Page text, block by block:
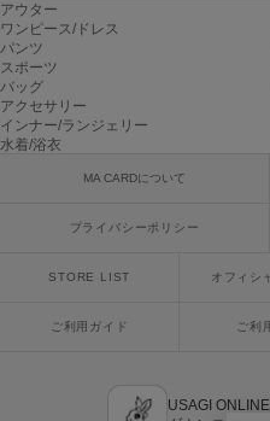
MUCHA
ミュシャ
NEW Balance
NIKE
アウター
ワンピース/ドレス
パンツ
スポーツ
バッグ
アクセサリー
インナー/ランジェリー
水着/浴衣
MA CARDについて
プライバシーポリシー
STORE LIST オフィシ
ご利用ガイド ご利
USAGI